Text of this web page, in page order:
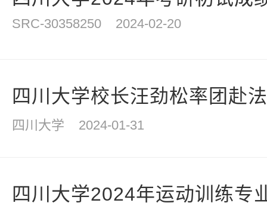
SRC-30358250 2024-02-20
四川大学校长汪劲松率团赴
四川大学 2024-01-31
四川大学2024年运动训练专